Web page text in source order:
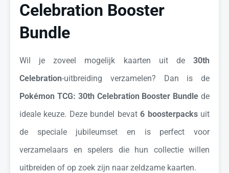
Celebration Booster
Bundle
Wil je zoveel mogelijk kaarten uit de 30th
Celebration-uitbreiding verzamelen? Dan is de
Pokémon TCG: 30th Celebration Booster Bundle de
ideale keuze. Deze bundel bevat6 boosterpacksuit
de speciale jubileumset en is perfect voor
verzamelaars en spelers die hun collectie willen
uitbreiden of op zoek zijn naar zeldzame kaarten.